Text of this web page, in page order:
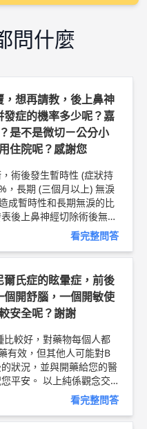
問什麼
想再請教，後上鼻神
症的機率多少呢？嘉
是不是微切ㄧ公分小
住院呢？感謝您
術後發生暫時性 (症狀持
，長期 (三個月以上) 無淚
成暫時性和長期無淚的比
後上鼻神經切除術後無淚
外須注意的是，接受此項
若是原本就有乾眼症狀，
一般人高，宜避免接受此
但仍需由主治醫師評估患
並未有醫師在做這項手
長庚紀念醫院 耳鼻喉科 主治醫師 蔡明劭 醫師簡介 ►htt
看完整問答
氏症的眩暈症，前後
開舒腦，一個開敏使
安全呢？謝謝
較好，對藥物每個人都
有效，但其他人可能對B
狀況，並與開藥給您的醫
純係觀念交
治醫師 余昊璋 醫師簡
看完整問答